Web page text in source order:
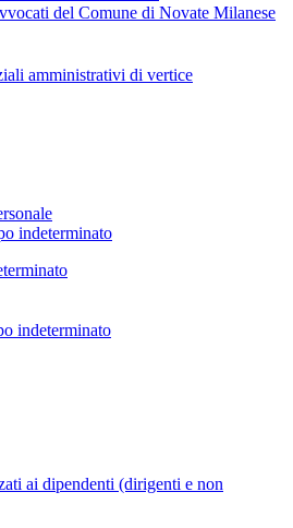
del Comune di Novate Milanese
amministrativi di vertice
indeterminato
indeterminato
ai dipendenti (dirigenti e non